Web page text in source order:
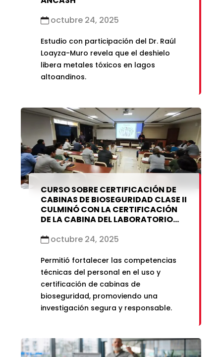
octubre 24, 2025
Estudio con participación del Dr. Raúl
Loayza-Muro revela que el deshielo
libera metales tóxicos en lagos
altoandinos.
CURSO SOBRE CERTIFICACIÓN DE
CABINAS DE BIOSEGURIDAD CLASE II
CULMINÓ CON LA CERTIFICACIÓN
DE LA CABINA DEL LABORATORIO
UTB DEL IMTAVH
octubre 24, 2025
Permitió fortalecer las competencias
técnicas del personal en el uso y
certificación de cabinas de
bioseguridad, promoviendo una
investigación segura y responsable.